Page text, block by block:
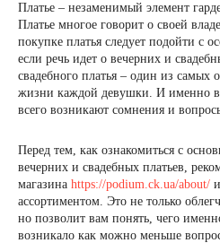
Платье – незаменимый элемент
Платье многое говорит о своей
покупке платья следует подойти с
если речь идет о вечерних и
свадебного платья – один из самых
жизни каждой девушки. И именно
всего возникают сомнения и
Перед тем, как ознакомиться с
вечерних и свадебных платьев,
магазина https://podium.ck.ua/about/
ассортиментом. Это не только
но позволит вам понять, чего
возникало как можно меньше